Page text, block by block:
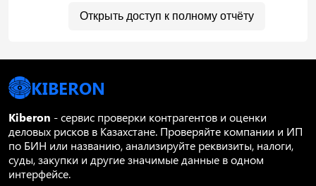
Открыть доступ к полному отчёту
KIBERON
Kiberon - сервис проверки контрагентов и оценки
деловых рисков в Казахстане. Проверяйте компании и ИП
по БИН или названию, анализируйте реквизиты, налоги,
суды, закупки и другие значимые данные в одном
интерфейсе.